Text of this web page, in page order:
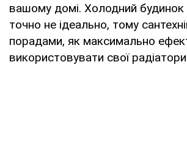
вашому домі. Холодний
точно не ідеально, тому
порадами, як максимально
використовувати свої